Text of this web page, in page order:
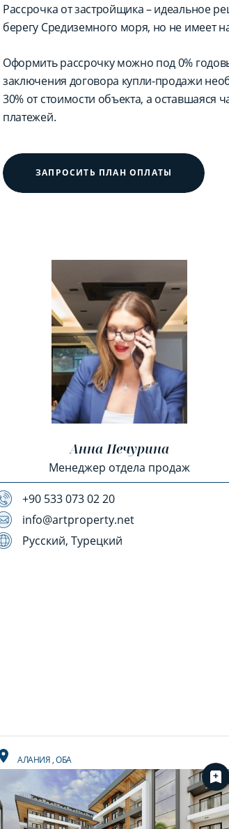
Рассрочка от застройщика – идеальное
берегу Средиземного моря, но не имеет
Оформить рассрочку можно под 0%
заключения договора купли-продажи
30% от стоимости объекта, а оставшаяся
платежей.
ЗАПРОСИТЬ ПЛАН ОПЛАТЫ
Анна Печурина
Менеджер отдела продаж
+90 533 073 02 20
info@artproperty.net
Русский, Турецкий
АЛАНИЯ,ОБА